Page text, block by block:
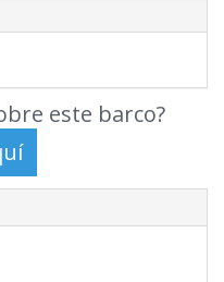
este barco?